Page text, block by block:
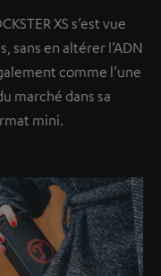
XS s’est vue
sans en altérer l’ADN
comme l’une
marché dans sa
mini.